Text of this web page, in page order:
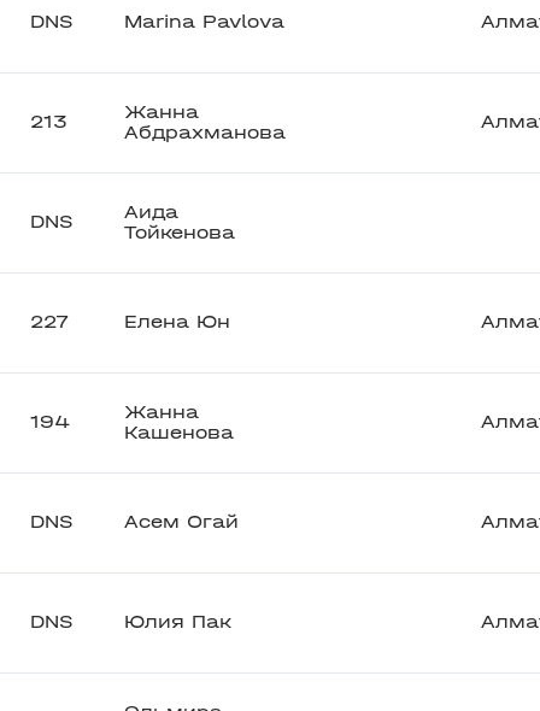
DNS Marina Pavlova
213
Жанна
Абдрахманова
DNS
Аида
Тойкенова
227 Елена Юн
194
Жанна
Кашенова
DNS Асем Огай
DNS Юлия Пак